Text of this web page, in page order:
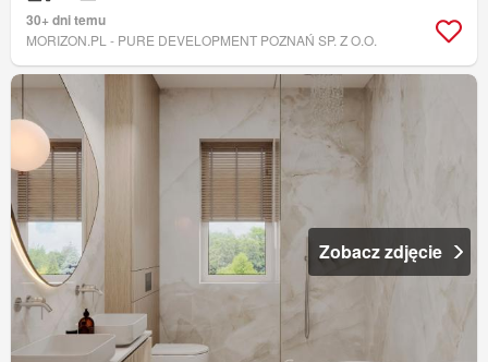
30+ dni temu
MORIZON.PL - PURE DEVELOPMENT POZNAŃ SP. Z O.O.
Zobacz zdjęcie